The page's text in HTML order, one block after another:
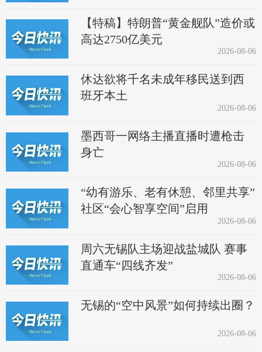
【特稿】特朗普“黄金舰队”造价或
高达2750亿美元
2026-08-06
休达欲将千名未成年移民送到西
班牙本土
2026-08-06
墨西哥一网络主播直播时遭枪击
身亡
2026-08-06
“幼有游乐、老有休憩、邻里共享”
社区“会心智享空间”启用
2026-08-06
周六无锡队主场迎战盐城队 赛事
直通车“四线齐发”
2026-08-06
无锡的“空中风景”如何持续出圈？
2026-08-06